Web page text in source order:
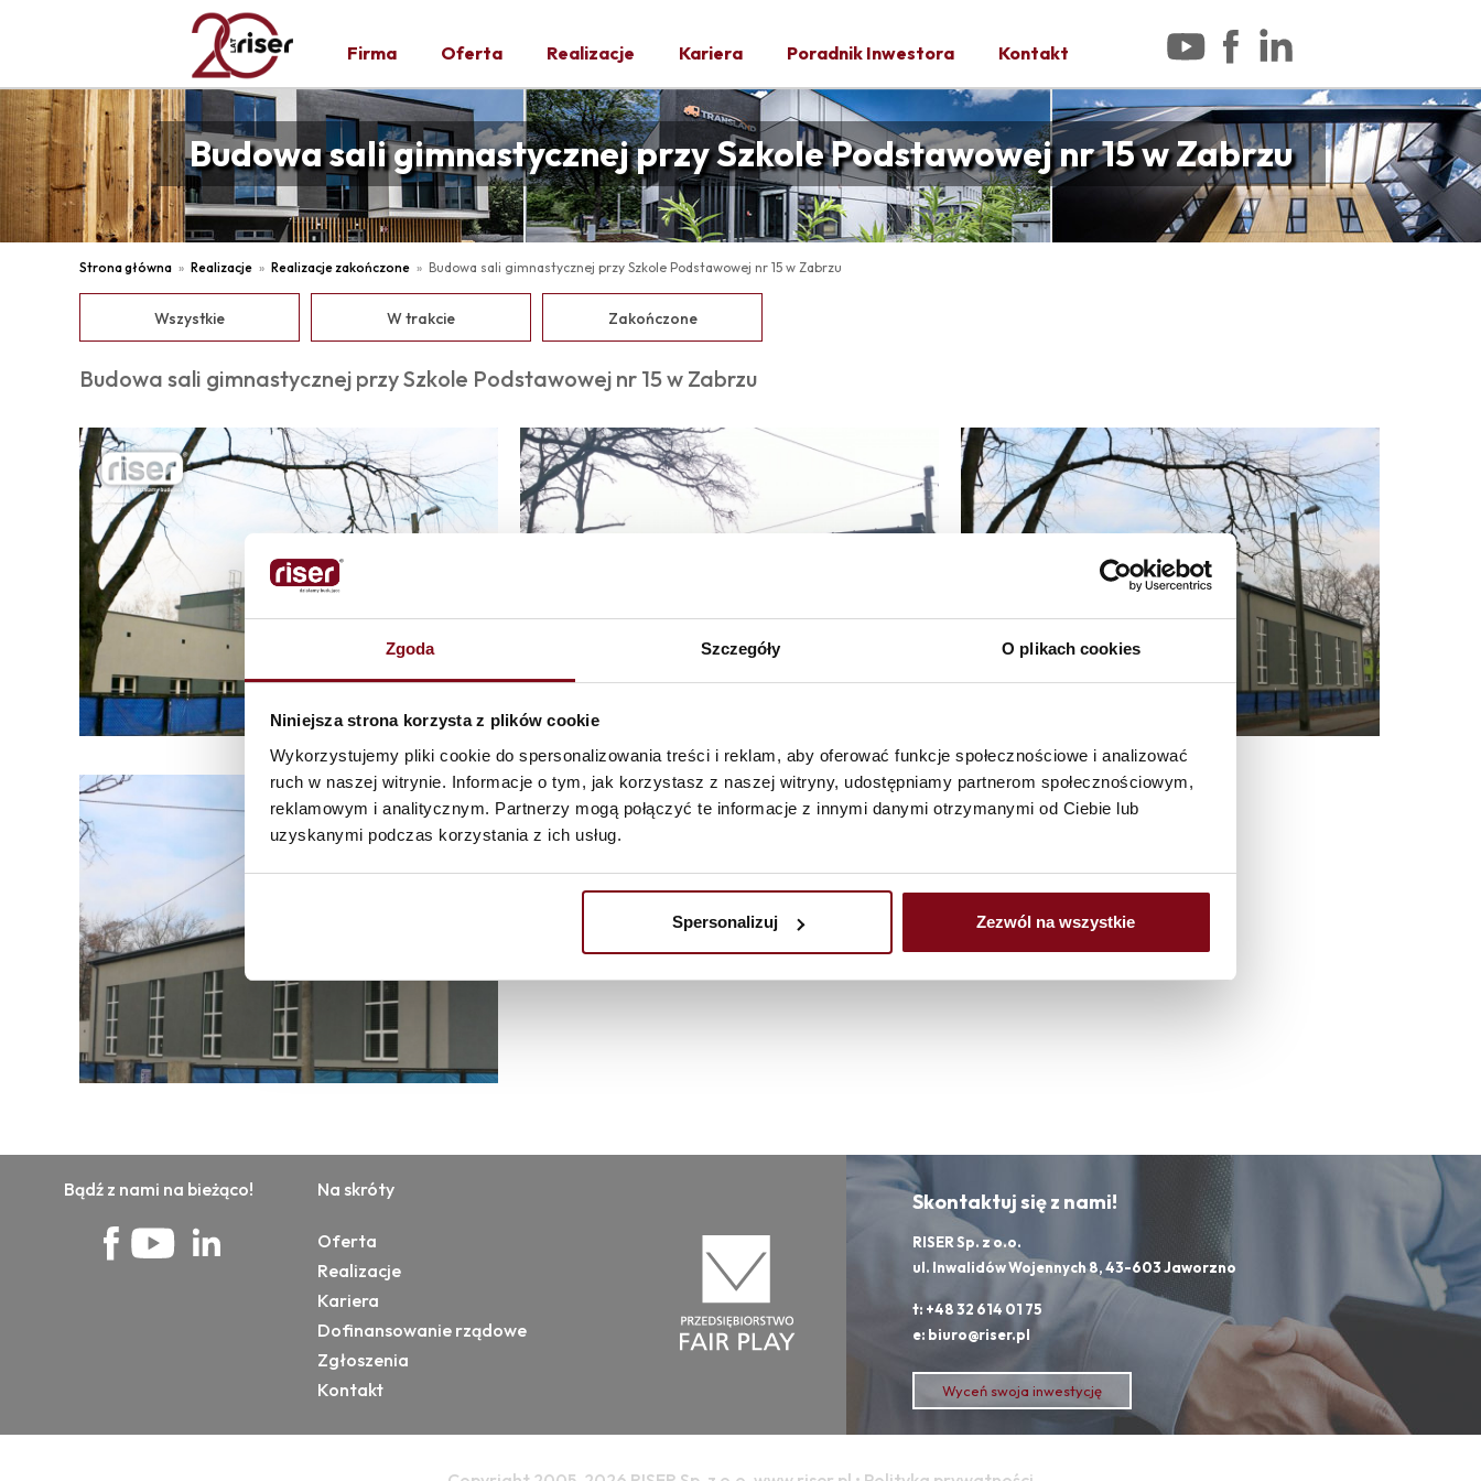
Zgoda Szczegóły O plikach cookies
Niniejsza strona korzysta z plików cookie
Wykorzystujemy pliki cookie do spersonalizowania treści i reklam, aby oferować funkcje społecznościowe i analizować
ruch w naszej witrynie. Informacje o tym, jak korzystasz z naszej witryny, udostępniamy partnerom społecznościowym,
reklamowym i analitycznym. Partnerzy mogą połączyć te informacje z innymi danymi otrzymanymi od Ciebie lub
uzyskanymi podczas korzystania z ich usług.
Spersonalizuj Zezwól na wszystkie
Firma Oferta Realizacje Kariera Poradnik Inwestora Kontakt
Budowa sali gimnastycznej przy Szkole Podstawowej nr 15 w Zabrzu
Strona główna Realizacje Realizacje zakończone Budowa sali gimnastycznej przy Szkole Podstawowej nr 15 w Zabrzu
Wszystkie W trakcie Zakończone
Budowa sali gimnastycznej przy Szkole Podstawowej nr 15 w Zabrzu
Bądź z nami na bieżąco! Na skróty
Oferta
Realizacje
Kariera
Dofinansowanie rządowe
Zgłoszenia
Kontakt
Skontaktuj się z nami!
RISER Sp. z o.o.
ul. Inwalidów Wojennych 8, 43-603 Jaworzno
t: +48 32 614 01 75
e: biuro@riser.pl
Wyceń swoja inwestycję